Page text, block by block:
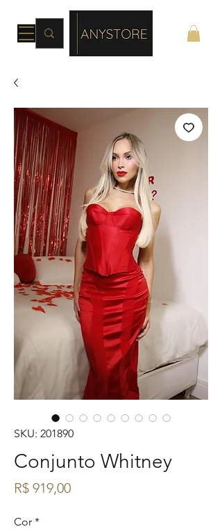
SKU: 201890
Conjunto Whitney
R$ 919,00Preço
Cor *